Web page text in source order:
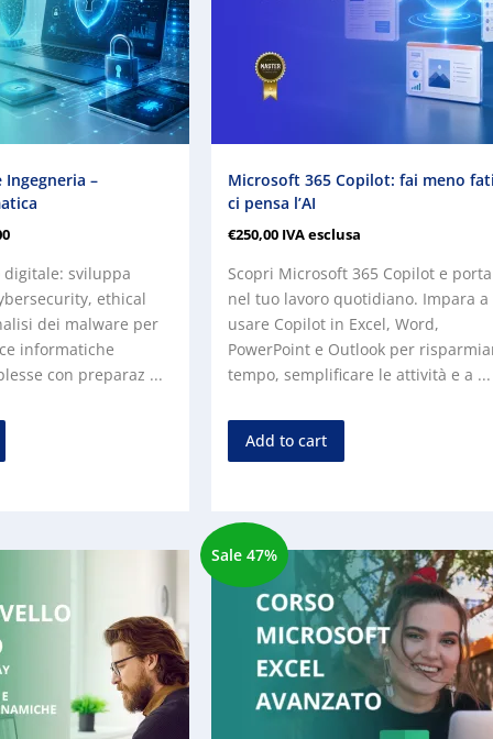
Ingegneria –
sviluppa
ethical
dei malware per
informatiche
con preparaz ...
Microsoft 365 Copilot: fai meno
ci pensa l’AI
€250,00IVA esclusa
Scopri Microsoft 365 Copilot e porta
nel tuo lavoro quotidiano. Impara a
usare Copilot in Excel, Word,
PowerPoint e Outlook per
tempo, semplificare le attività e a ...
Add to cart
Sale 47%